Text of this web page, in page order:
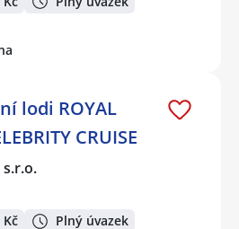
lodi ROYAL
CRUISE
s.r.o.
Kč Plný úvazek